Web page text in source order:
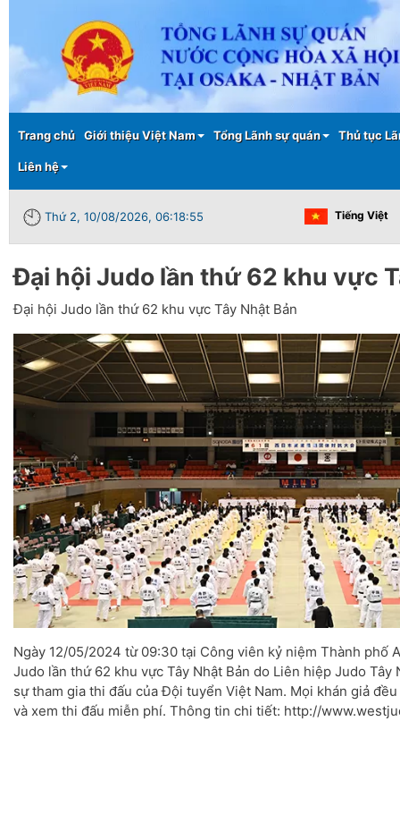
Main menu
Trang chủ Giới thiệu Việt Nam Tổng Lãnh sự quán Thủ tục
Liên hệ
Thứ 2, 10/08/2026, 06:18:55 Tiếng Việt
Đại hội Judo lần thứ 62 khu vực
Đại hội Judo lần thứ 62 khu vực Tây Nhật Bản
Ngày 12/05/2024 từ 09:30 tại Công viên kỷ niệm Thành phố
Judo lần thứ 62 khu vực Tây Nhật Bản do Liên hiệp Judo
sự tham gia thi đấu của Đội tuyển Việt Nam. Mọi khán giả
và xem thi đấu miễn phí. Thông tin chi tiết: http://